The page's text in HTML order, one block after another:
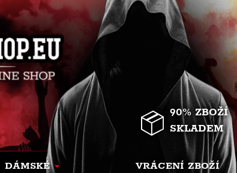
90% ZBOŽÍ
SKLADEM
DÁMSKÉ VRÁCENÍ ZBOŽÍ